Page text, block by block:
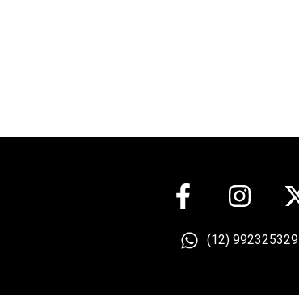
(12) 992325329